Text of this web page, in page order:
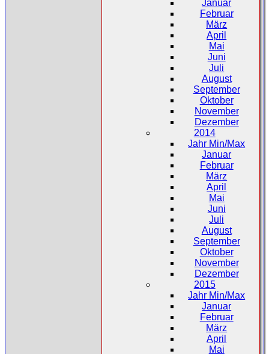
Januar
Februar
März
April
Mai
Juni
Juli
August
September
Oktober
November
Dezember
2014
Jahr Min/Max
Januar
Februar
März
April
Mai
Juni
Juli
August
September
Oktober
November
Dezember
2015
Jahr Min/Max
Januar
Februar
März
April
Mai